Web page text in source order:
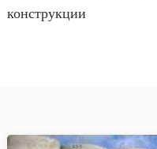
конструкции